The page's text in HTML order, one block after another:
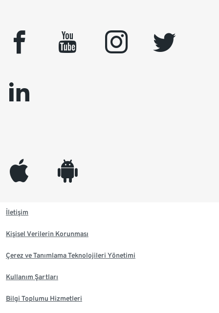
facebook youtube instagram
twitter
linkedin
appleinc android
İletişim
Kişisel Verilerin Korunması
Çerez ve Tanımlama Teknolojileri Yönetimi
Kullanım Şartları
Bilgi Toplumu Hizmetleri